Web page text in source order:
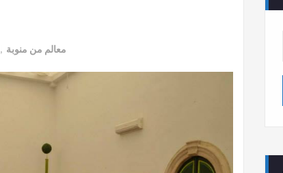
, معالم من منوبة